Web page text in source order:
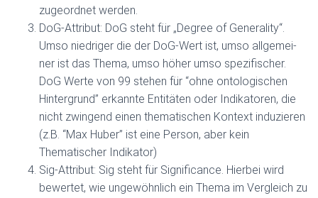
zugeordnet werden.
DoG-Attribut: DoG steht für „Degree of Generality“.
Umso niedriger die der DoG-Wert ist, umso allgemei-
ner ist das Thema, umso höher umso spezifischer.
DoG Werte von 99 stehen für “ohne ontologischen
Hintergrund” erkannte Entitäten oder Indikatoren, die
nicht zwingend einen thematischen Kontext induzieren
(z.B. “Max Huber” ist eine Person, aber kein
Thematischer Indikator)
Sig-Attribut: Sig steht für Significance. Hierbei wird
bewertet, wie ungewöhnlich ein Thema im Vergleich zu